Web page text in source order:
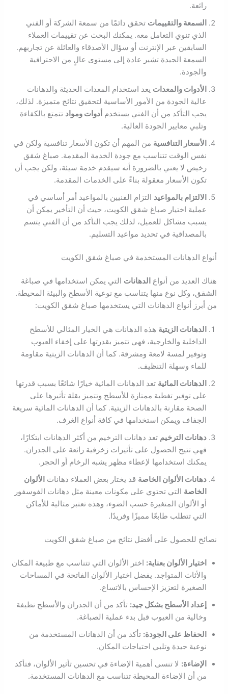
رائعة.
السمعة والتقييمات تحقق دائمًا من سمعة الشركة أو الفني
الذي تنوي التعامل معه. يمكنك البحث عن تقييمات العملاء
السابقين عبر الإنترنت أو سؤال الأصدقاء والعائلة عن تجاربهم.
السمعة الجيدة تشير عادة إلى مستوى عالٍ من الاحترافية
والجودة.
الأدوات والمعدات يعد استخدام المعدات الحديثة والدهانات
عالية الجودة من الأمور الأساسية لتحقيق نتائج متميزة. لذلك،
يجب التأكد من أن الفني يستخدم أدوات ومواد تتمتع بالكفاءة
وتلبي معايير الجودة العالية.
الأسعار التنافسية من المهم أن تكون الأسعار تنافسية ولكن في
نفس الوقت تتناسب مع جودة الخدمة المقدمة. صباغ شقق
رخيص لا يعني بالضرورة أنه سيقدم خدمة سيئة، ولكن يجب أن
تكون الأسعار معقولة بناءً على الخدمات المقدمة.
الالتزام بالمواعيد التزام الفنيين بالمواعيد أمر أساسي في
عملية اختيار صباغ شقق الكويت، حيث أن التأخير يمكن أن
يسبب مشاكل للعميل، لذلك يجب التأكد من أن الفني يتسم
بالمصداقية في تحديد مواعيد التسليم.
أنواع الدهانات المستخدمة في صباغ شقق الكويت
هناك العديد من أنواع الدهانات التي يمكن استخدامها في صباغة
الشقق، وكل نوع منها يتناسب مع نوعية الأسطح والبيئة المحيطة.
من أبرز أنواع الدهانات التي يستخدمها صباغ شقق الكويت:
الدهانات الزيتية هذه الدهانات هي الخيار المثالي للأسطح
الداخلية والخارجية، فهي تتميز بقدرتها على إخفاء العيوب
وتوفير لمسة لامعة ومشرقة. كما أن الدهانات الزيتية مقاومة
للماء وسهلة التنظيف.
الدهانات المائية تعد الدهانات المائية خيارًا شائعًا بسبب قدرتها
على توفير تغطية ممتازة للأسطح وتتميز بقلة تأثيرها على
الصحة مقارنة بالدهانات الزيتية. كما أن الدهانات المائية سريعة
الجفاف ويمكن استخدامها في كافة أنواع الغرف.
دهانات الترخيم تعد دهانات الترخيم من أكثر الدهانات ابتكارًا،
فهي تتيح الحصول على تأثيرات زخرفية رائعة على الجدران.
يمكنك استخدامها لإعطاء مظهر يشبه الرخام أو الحجر.
دهانات الألوان الخاصة قد يختار بعض العملاء دهانات الألوان
الخاصة التي تحتوي على مكونات معينة مثل دهانات الفوسفور
أو الألوان المتغيرة حسب الضوء، وهذه تعتبر مثالية للأماكن
التي تتطلب طابعًا مميزًا وفريدًا.
نصائح للحصول على أفضل نتائج من صباغ شقق الكويت
اختيار الألوان بعناية: اختر الألوان التي تتناسب مع طبيعة المكان
والأثاث المتواجد. يفضل اختيار الألوان الفاتحة في المساحات
الصغيرة لتعزيز الإحساس بالاتساع.
إعداد الأسطح بشكل جيد: تأكد من أن الجدران والأسطح نظيفة
وخالية من العيوب قبل بدء عملية الصباغة.
الحفاظ على الجودة: تأكد من أن الدهانات المستخدمة من
نوعية جيدة وتلبي احتياجات المكان.
الإضاءة: لا تنسى أهمية الإضاءة في تحسين تأثير الألوان، فتأكد
من أن الإضاءة المحيطة تتناسب مع الدهانات المستخدمة.